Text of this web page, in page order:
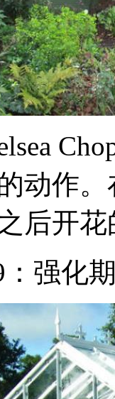
动作
后开
强化